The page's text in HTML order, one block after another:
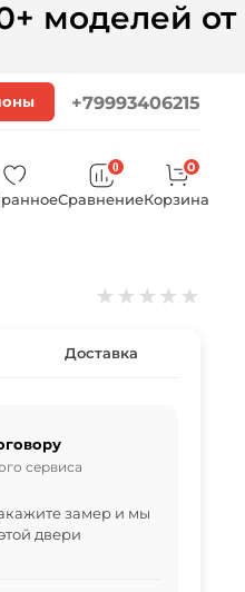
моделей от
+79993406215
0
Сравнение
0
Корзина
★ ★ ★ ★ ★
Доставка
сервиса
замер и мы
двери